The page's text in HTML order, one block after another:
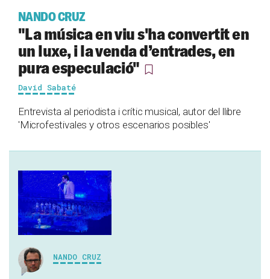
NANDO CRUZ
"La música en viu s'ha convertit en
un luxe, i la venda d’entrades, en
pura especulació"
David Sabaté
Entrevista al periodista i crític musical, autor del llibre
'Microfestivales y otros escenarios posibles'
NANDO CRUZ